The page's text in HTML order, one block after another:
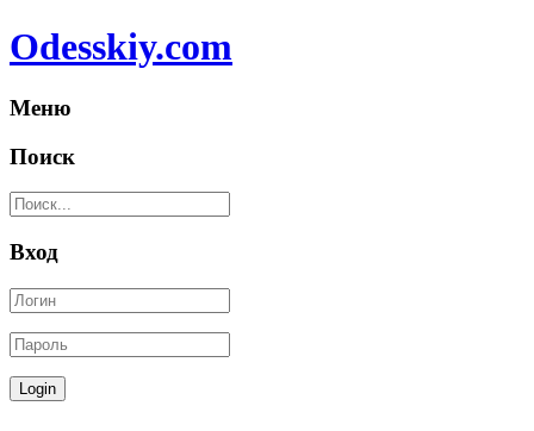
Odesskiy.com
Меню
Поиск
Вход